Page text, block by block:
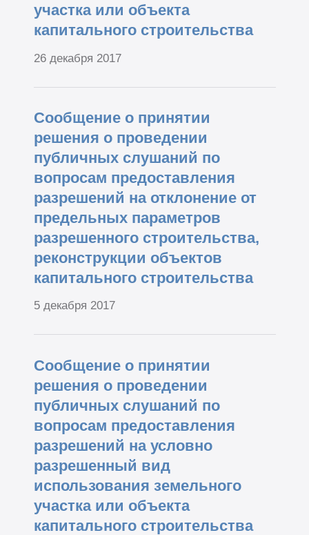
участка или объекта
капитального строительства
26 декабря 2017
Сообщение о принятии
решения о проведении
публичных слушаний по
вопросам предоставления
разрешений на отклонение от
предельных параметров
разрешенного строительства,
реконструкции объектов
капитального строительства
5 декабря 2017
Сообщение о принятии
решения о проведении
публичных слушаний по
вопросам предоставления
разрешений на условно
разрешенный вид
использования земельного
участка или объекта
капитального строительства